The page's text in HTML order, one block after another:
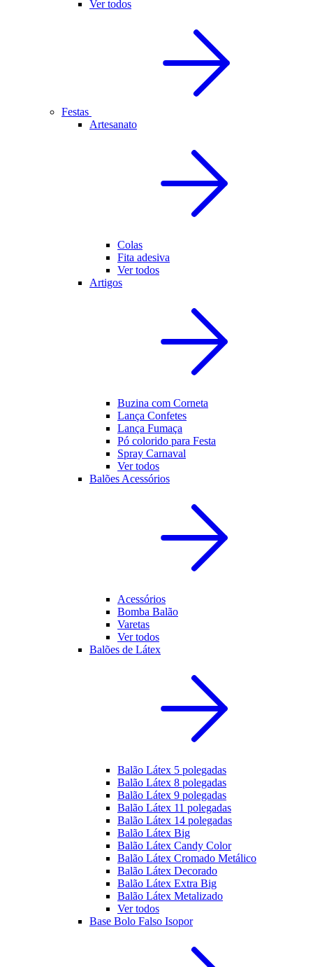
Ver todos
Festas
Artesanato
Colas
Fita adesiva
Ver todos
Artigos
Buzina com Corneta
Lança Confetes
Lança Fumaça
Pó colorido para Festa
Spray Carnaval
Ver todos
Balões Acessórios
Acessórios
Bomba Balão
Varetas
Ver todos
Balões de Látex
Balão Látex 5 polegadas
Balão Látex 8 polegadas
Balão Látex 9 polegadas
Balão Látex 11 polegadas
Balão Látex 14 polegadas
Balão Látex Big
Balão Látex Candy Color
Balão Látex Cromado Metálico
Balão Látex Decorado
Balão Látex Extra Big
Balão Látex Metalizado
Ver todos
Base Bolo Falso Isopor